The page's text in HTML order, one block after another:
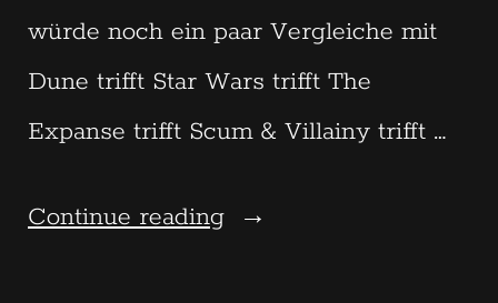
würde noch ein paar Vergleiche mit
Dune trifft Star Wars trifft The
Expanse trifft Scum & Villainy trifft …
Continue reading“Coriolis